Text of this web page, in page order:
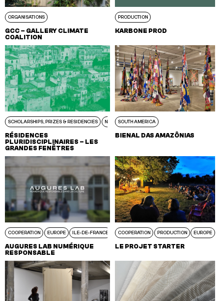
ORGANISATIONS
GCC – GALLERY CLIMATE
COALITION
PRODUCTION
KARBONE PROD
SCHOLARSHIPS, PRIZES & RESIDENCIES NEW AQUITAINE
RÉSIDENCES
PLURIDISCIPLINAIRES – LES
GRANDES FENÊTRES
SOUTH AMERICA
BIENAL DAS AMAZÔNIAS
COOPERATION EUROPE ILE-DE-FRANCE
AUGURES LAB NUMÉRIQUE
RESPONSABLE
COOPERATION PRODUCTION EUROPE
LE PROJET STARTER